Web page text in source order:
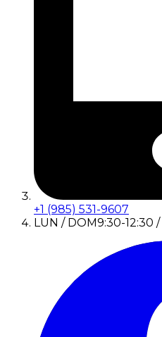
+1 (985) 531-9607
LUN / DOM9:30-12:30 /